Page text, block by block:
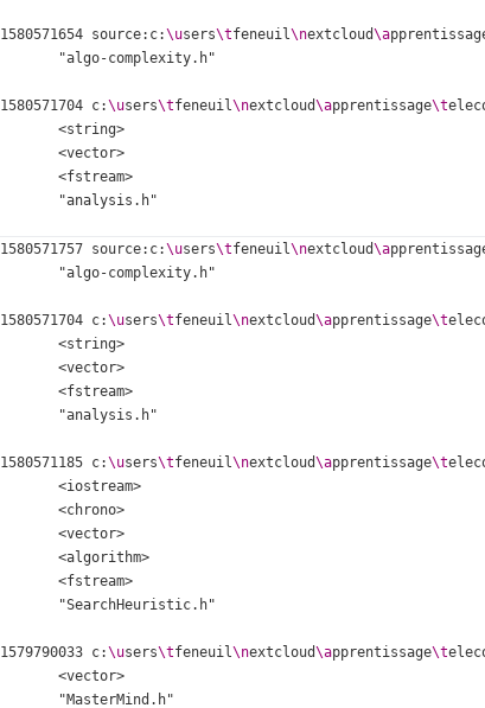
1580571654 source:c:\users\tfeneuil\nextcloud\a
1580571704 c:\users\tfeneuil\nextcloud\apprentissage\t
	<string>
	<vector>
	<fstream>
1580571757 source:c:\users\tfeneuil\nextcloud\a
1580571704 c:\users\tfeneuil\nextcloud\apprentissage\t
	<string>
	<vector>
	<fstream>
1580571185 c:\users\tfeneuil\nextcloud\apprentissage\t
	<iostream>
	<chrono>
	<vector>
	<algorithm>
	<fstream>
1579790033 c:\users\tfeneuil\nextcloud\apprentissage\t
	<vector>